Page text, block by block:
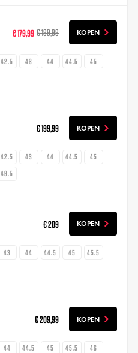
€ 179,99 € 199,99 KOPEN
42.5 43 44 44.5
45
€ 199,99 KOPEN
42.5 43 44 44.5
45
49.5
€ 209 KOPEN
43 44 44.5 45
45.5
€ 209,99 KOPEN
44 44.5 45 45.5
46